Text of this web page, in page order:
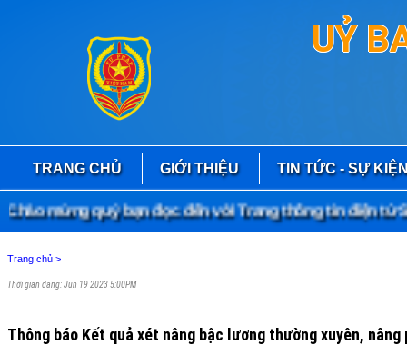
UỶ
TRANG CHỦ GIỚI THIỆU TIN TỨC - SỰ
mừng quý bạn đọc đến với Trang thông tin điện tử Sở
Trang chủ >
Thời gian đăng: Jun 19 2023 5:00PM
Thông báo Kết quả xét nâng bậc lương thường xuyên,